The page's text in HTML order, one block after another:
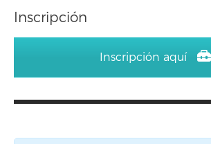
Inscripción
Inscripción aquí